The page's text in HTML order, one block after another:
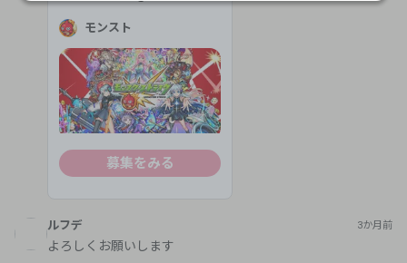
モンスト
募集をみる
ルフデ 3か月前
よろしくお願いします